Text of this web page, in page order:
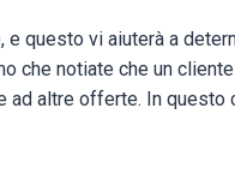
questo vi aiuterà a
che notiate che un
altre offerte. In questo